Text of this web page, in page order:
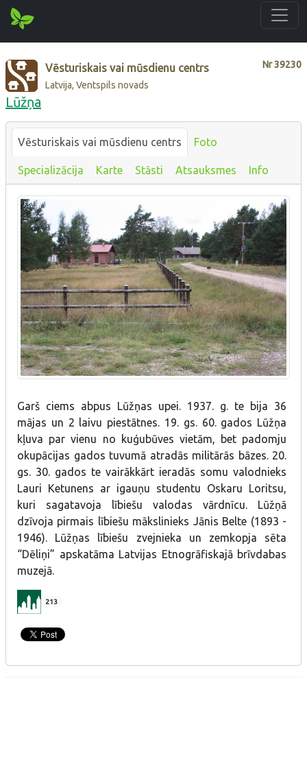
Nr39230
Vēsturiskais vai mūsdienu centrs
Latvija, Ventspils novads
Lūžņa
Vēsturiskais vai mūsdienu centrs Foto
Specializācija Karte Stāsti Atsauksmes Info
Garš ciems abpus Lūžņas upei. 1937. g. te bija 36
mājas un 2 laivu piestātnes. 19. gs. 60. gados Lūžņa
kļuva par vienu no kuģubūves vietām, bet padomju
okupācijas gados tuvumā atradās militārās bāzes. 20.
gs. 30. gados te vairākkārt ieradās somu valodnieks
Lauri Ketunens ar igauņu studentu Oskaru Loritsu,
kuri sagatavoja lībiešu valodas vārdnīcu. Lūžņā
dzīvoja pirmais lībiešu mākslinieks Jānis Belte (1893 -
1946). Lūžņas lībiešu zvejnieka un zemkopja sēta
“Dēliņi” apskatāma Latvijas Etnogrāfiskajā brīvdabas
muzejā.
213